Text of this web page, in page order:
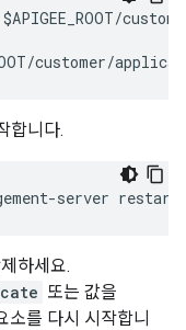
customer/
합니다.
server restart
하세요.
또는 값을
소를 다시 시작합니